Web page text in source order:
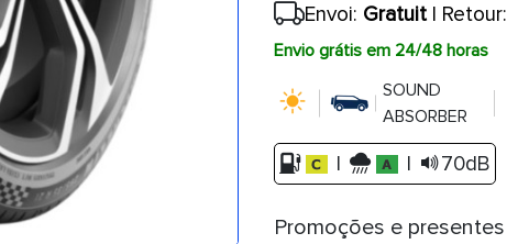
Envoi: Gratuit| Retour:
Envio grátis em 24/48 horas
SOUND
ABSORBER
| | 70dB
Promoções e presentes